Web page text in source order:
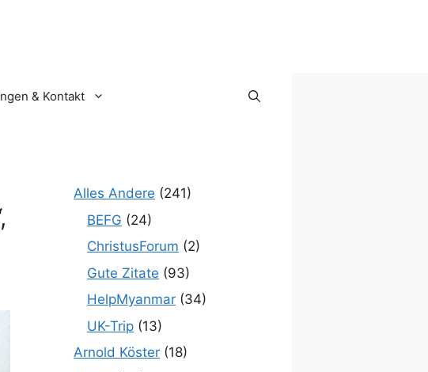
& Kontakt
Alles Andere (241)
BEFG (24)
ChristusForum (2)
Gute Zitate (93)
HelpMyanmar (34)
UK-Trip (13)
Arnold Köster (18)